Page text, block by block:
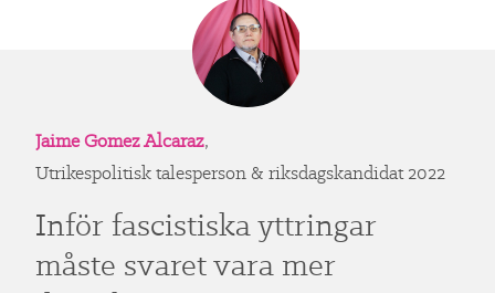
Jaime Gomez Alcaraz,
Utrikespolitisk talesperson & riksdagskandidat 2022
Inför fascistiska yttringar
måste svaret vara mer